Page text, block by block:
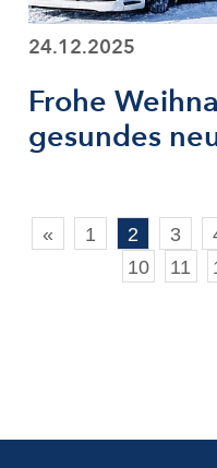
24.12.2025
Frohe
gesundes
« 1 2 3
10
11